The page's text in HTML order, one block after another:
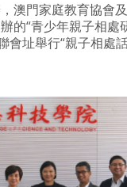
澳門家庭教育協會
的“青少年親子相處
會址舉行“親子相處